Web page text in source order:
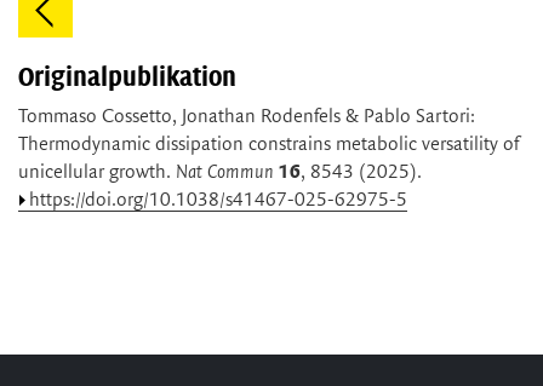
Originalpublikation
Tommaso Cossetto, Jonathan Rodenfels & Pablo Sartori:
Thermodynamic dissipation constrains metabolic versatility of
unicellular growth. Nat Commun 16, 8543 (2025).
https://doi.org/10.1038/s41467-025-62975-5